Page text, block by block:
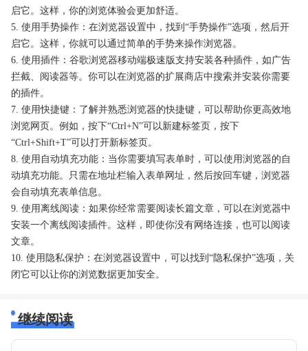
启它。这样，你的浏览体验会更加舒适。
5. 使用手势操作：在浏览器设置中，找到“手势操作”选项，然后开
启它。这样，你就可以通过简单的手势来操作浏览器。
6. 使用插件：谷歌浏览器移动端极速版支持安装各种插件，如广告
拦截、阅读器等。你可以在浏览器的扩展商店中搜索并安装你需要
的插件。
7. 使用快捷键：了解并熟悉浏览器的快捷键，可以帮助你更高效地
浏览网页。例如，按下“Ctrl+N”可以新建标签页，按下
“Ctrl+Shift+T”可以打开新标签页。
8. 使用自动填充功能：当你需要填写表单时，可以使用浏览器的自
动填充功能。只需在地址栏输入表单网址，然后按回车键，浏览器
会自动填充表单信息。
9. 使用离线阅读：如果你经常需要阅读长篇文章，可以在浏览器中
安装一个离线阅读插件。这样，即使你没有网络连接，也可以阅读
文章。
10. 使用隐私保护：在浏览器设置中，可以找到“隐私保护”选项，关
闭它可以让你的浏览数据更加安全。
继续阅读